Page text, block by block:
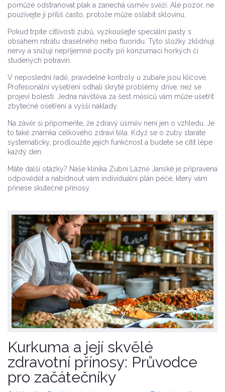
pomůže odstraňovat plak a zanechá úsměv svěží. Ale pozor, ne
používejte ji příliš často, protože může oslabit sklovinu.
Pokud trpíte citlivostí zubů, vyzkoušejte speciální pasty s
obsahem nitrátu draselného nebo fluoridu. Tyto složky zklidňují
nervy a snižují nepříjemné pocity při konzumaci horkých či
studených potravin.
V neposlední řadě, pravidelné kontroly u zubaře jsou klíčové.
Profesionální vyšetření odhalí skryté problémy dříve, než se
projeví bolestí. Jedna návštěva za šest měsíců vám může ušetřit
zbytečné ošetření a vyšší náklady.
Na závěr si připomeňte, že zdravý úsměv není jen o vzhledu. Je
to také známka celkového zdraví těla. Když se o zuby staráte
systematicky, prodloužíte jejich funkčnost a budete se cítit lépe
každý den.
Máte další otázky? Naše klinika Zubní Lázně Janské je připravena
odpovědět a nabídnout vám individuální plán péče, který vám
přinese skutečné přínosy.
Kurkuma a její skvělé
zdravotní přínosy: Průvodce
pro začátečníky